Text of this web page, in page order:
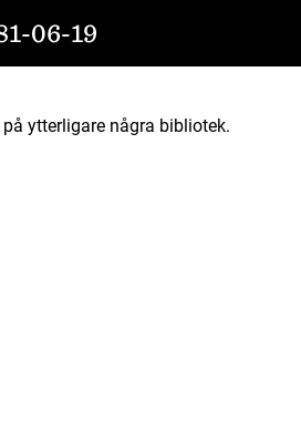
06-19
ytterligare några bibliotek.